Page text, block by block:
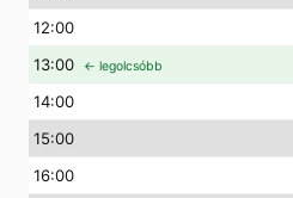
12:00
13:00 ← legolcsóbb
14:00
15:00
16:00